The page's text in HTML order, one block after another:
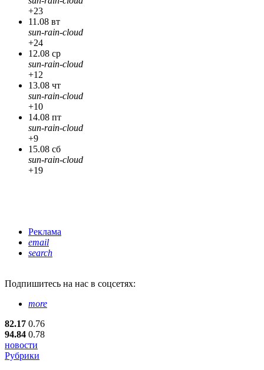
+23
11.08 вт
sun-rain-cloud
+24
12.08 ср
sun-rain-cloud
+12
13.08 чт
sun-rain-cloud
+10
14.08 пт
sun-rain-cloud
+9
15.08 сб
sun-rain-cloud
+19
Реклама
email
search
Подпишитесь на нас в соцсетях:
more
82.17 0.76
94.84 0.78
новости
Рубрики